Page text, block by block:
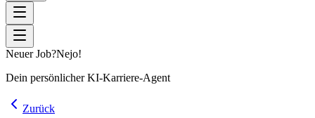
Neuer Job?Nejo!
Dein persönlicher KI-Karriere-Agent
Zurück